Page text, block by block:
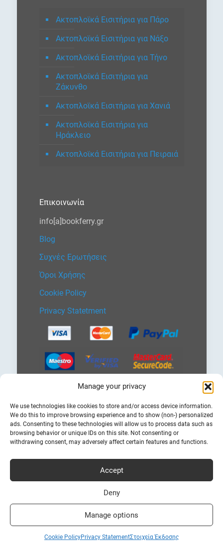
Manage your privacy
We use technologies like cookies to store and/or access device information.
We do this to improve browsing experience and to show (non-) personalized
ads. Consenting to these technologies will allow us to process data such as
browsing behavior or unique IDs on this site. Not consenting or
withdrawing consent, may adversely affect certain features and functions.
Accept
Deny
Manage options
Cookie PolicyPrivacy StatementΣτοιχεία Έκδοσης
Ακτοπλοϊκά Εισιτήρια για Πάρο
Ακτοπλοϊκά Εισιτήρια για Νάξο
Ακτοπλοϊκά Εισιτήρια για Τήνο
Ακτοπλοϊκά Εισιτήρια για
Ζάκυνθο
Ακτοπλοϊκά Εισιτήρια για Χανιά
Ακτοπλοϊκά Εισιτήρια για
Ηράκλειο
Ακτοπλοϊκά Εισιτήρια για Πειραιά
Επικοινωνία
info[a]bookferry.gr
Blog
Συχνές Ερωτήσεις
Όροι Χρήσης
Cookie Policy
Privacy Statetment
μια
γλώσσα
Φθηνά Ακτοπλοϊκά Εισητήρια